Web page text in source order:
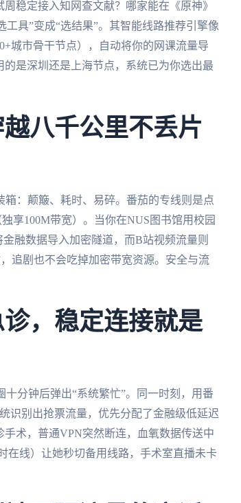
稳定接入知网查文献？哪家能在《原神》
工具”变成“选结果”。其智能线路推荐引擎像
城市骨干节点），自动将你的网课流量导
是深圳还是上海节点，系统已为你选出最
八千公里不丢片
：颠簸、耗时、易碎。番茄的专线则是点
享100M带宽）。当你在NUS图书馆用校园
融数据导入加密隧道，而B站视频流量则
追剧也不会吃掉加密带宽资源。安全与流
，稳定连接就是
分钟后弹出“系统繁忙”。同一时刻，用番
识别出抢票流量，优先分配了金融级低延迟
术，普通VPN突然断连，血氧数据传送中
在线）让她秒切备用线路，手术室直播未卡